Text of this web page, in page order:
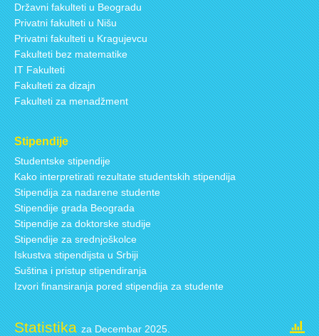
Državni fakulteti u Beogradu
Privatni fakulteti u Nišu
Privatni fakulteti u Kragujevcu
Fakulteti bez matematike
IT Fakulteti
Fakulteti za dizajn
Fakulteti za menadžment
Stipendije
Studentske stipendije
Kako interpretirati rezultate studentskih stipendija
Stipendija za nadarene studente
Stipendije grada Beograda
Stipendije za doktorske studije
Stipendije za srednjoškolce
Iskustva stipendijsta u Srbiji
Suština i pristup stipendiranja
Izvori finansiranja pored stipendija za studente
Statistikaza Decembar 2025.